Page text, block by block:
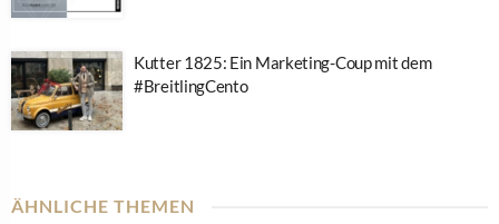
Kutter 1825: Ein Marketing-Coup mit dem
#BreitlingCento
ÄHNLICHE THEMEN